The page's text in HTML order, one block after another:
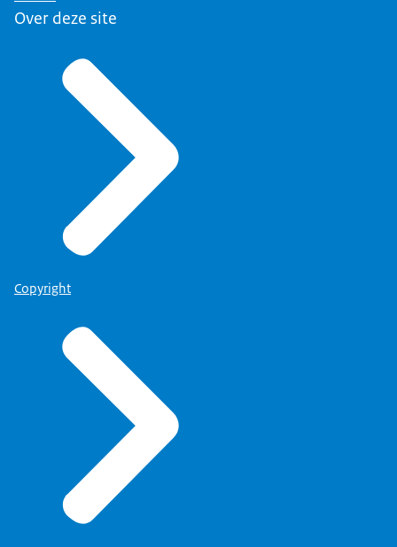
Over deze site
Copyright